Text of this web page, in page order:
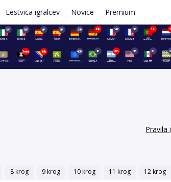
Lestvica igralcev Novice Premium
15P 15P 8P 7P 21P 19h 14P 1P 19h
5min 18h 40P 1P 23h 1P 8P
Pravila
8 krog 9 krog 10 krog 11 krog 12 krog